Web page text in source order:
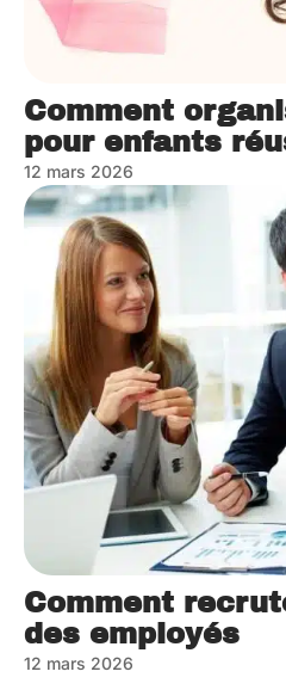
Comment
pour enfants
12 mars 2026
Comment
des employés
12 mars 2026